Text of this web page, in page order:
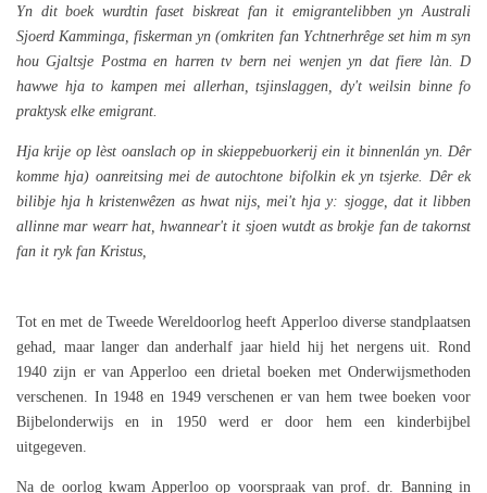
Yn dit boek wurdtin faset biskreat fan it emigrantelibben yn Australi
Sjoerd Kamminga, fiskerman yn (omkriten fan Ychtnerhrêge set him m syn
hou Gjaltsje Postma en harren tv bern nei wenjen yn dat fiere làn. D
hawwe hja to kampen mei allerhan, tsjinslaggen, dy't weilsin binne fo
praktysk elke emigrant.
Hja krije op lèst oanslach op in skieppebuorkerij ein it binnenlán yn. Dêr
komme hja) oanreitsing mei de autochtone bifolkin ek yn tsjerke. Dêr ek
bilibje hja h kristenwêzen as hwat nijs, mei't hja y: sjogge, dat it libben
allinne mar wearr hat, hwannear't it sjoen wutdt as brokje fan de takornst
fan it ryk fan Kristus,
Tot en met de Tweede Wereldoorlog heeft Apperloo diverse standplaatsen
gehad, maar langer dan anderhalf jaar hield hij het nergens uit. Rond
1940 zijn er van Apperloo een drietal boeken met Onderwijsmethoden
verschenen. In 1948 en 1949 verschenen er van hem twee boeken voor
Bijbelonderwijs en in 1950 werd er door hem een kinderbijbel
uitgegeven.
Na de oorlog kwam Apperloo op voorspraak van prof. dr. Banning in